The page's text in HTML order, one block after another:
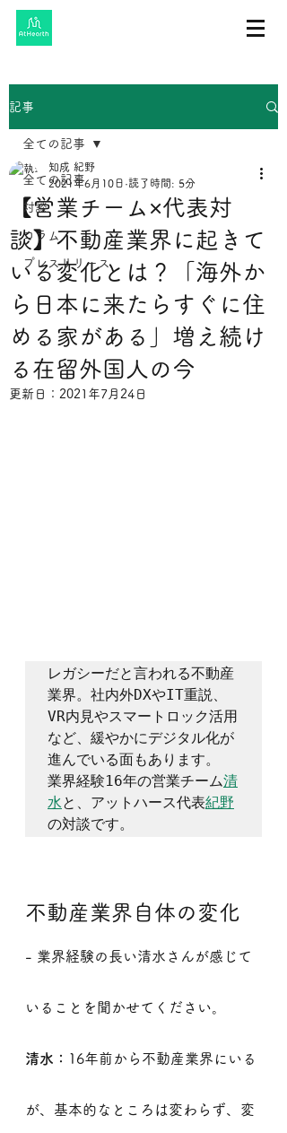
記事
全ての記事
対談
コラム
プレスリリース
全ての記事
【営業チーム×代表対
談】不動産業界に起きて
いる変化とは？「海外か
ら日本に来たらすぐに住
める家がある」増え続け
る在留外国人の今
知成 紀野
2021年6月10日 読了時間: 5分
更新日： 2021年7月24日
レガシーだと言われる不動産
業界。社内外DXやIT重説、
VR内見やスマートロック活用
など、緩やかにデジタル化が
進んでいる面もあります。
業界経験16年の営業チーム清
水と、アットハース代表紀野
の対談です。
不動産業界自体の変化
- 業界経験の長い清水さんが感じて
いることを聞かせてください。
清水： 16年前から不動産業界にいる
が、基本的なところは変わらず、変